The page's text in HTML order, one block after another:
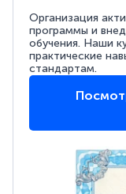
Организация
программы и
обучения. Наши
практические
стандартам.